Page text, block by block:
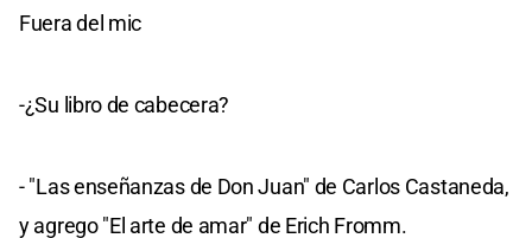
Fuera del mic
-¿Su libro de cabecera?
- "Las enseñanzas de Don Juan" de Carlos Castaneda,
y agrego "El arte de amar" de Erich Fromm.